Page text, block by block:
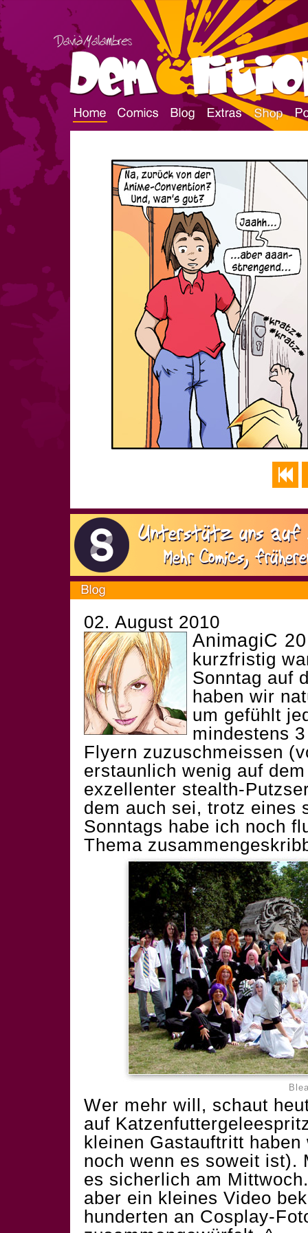
02. August 2010
AnimagiC
kurzfristig
Sonntag auf
haben wir
um gefühlt
mindestens
Flyern zuzuschmeissen
erstaunlich wenig auf
exzellenter stealth-
dem auch sei, trotz eines
Sonntags habe ich noch
Thema
Wer mehr will, schaut
auf
kleinen Gastauftritt
noch wenn es soweit ist).
es sicherlich am
aber ein kleines Video
hunderten an Cosplay-